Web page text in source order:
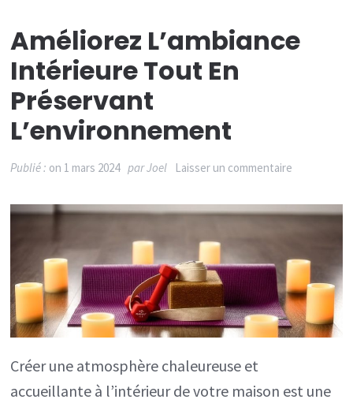
Améliorez L’ambiance
Intérieure Tout En
Préservant
L’environnement
Publié : on 1 mars 2024 parJoel Laisser un commentaire
l’ambiance
tout
en
préservant
Créer une atmosphère chaleureuse et
accueillante à l’intérieur de votre maison est une